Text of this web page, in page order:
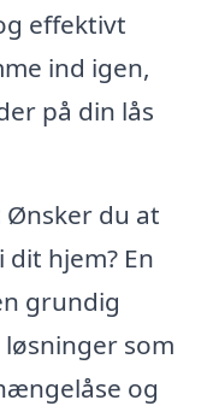
effektivt
ind igen,
på din lås
Ønsker du at
hjem? En
grundig
som
og